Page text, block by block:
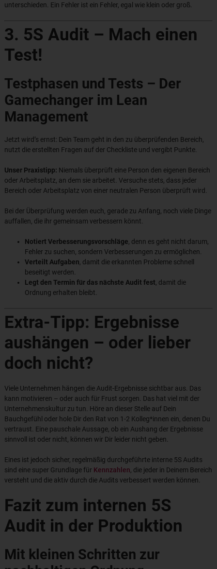
unterschieden. Ein Fehler ist ein Fehler, egal wie klein oder groß.
3. 5S Audit – Mach einen
Test!
Testphasen und Tests – Der
Gamechanger im Lean
Management
Jetzt wird’s ernst: Dein Team geht in den zu überprüfenden Bereich,
nutzt die erstellten Fragen auf der Checkliste und vergibt Punkte.
Unser Praxistipp: Niemals überprüft eine Person den eigenen Bereich
oder Arbeitsplatz, an dem sie arbeitet. Versuche stets, dass jeder
Bereich oder Arbeitsplatz von einer neutralen Person überprüft wird.
Bei der Überprüfung werden euch, gerade zu Anfang, noch viele Dinge
auffallen, die ihr gemeinsam verbessern könnt.
Notiert Verbesserungsvorschläge , denn es geht nicht darum,
Fehler zu suchen, sondern Verbesserungen zu ermöglichen.
Verteilt Aufgaben , damit die erkannten Probleme schnell
beseitigt werden.
Legt den Termin für das nächste Audit fest , damit die
Ordnung erhalten bleibt.
Extra-Tipp: Ergebnisse
aushängen – oder lieber
doch nicht?
Viele Unternehmen hängen die Audit-Ergebnisse sichtbar aus. Das
kann motivieren – oder auch für Frust sorgen. Das hat viel mit der
Unternehmenskultur zu tun. Höre an dieser Stelle auf Dein
Bauchgefühl oder hole Dir den Rat von 1-2 Kolleg*innen ein, denen Du
vertraust. Eine pauschale Aussage, ob ein Aushang der Ergebnisse
sinnvoll ist oder nicht, können wir Dir leider nicht geben.
Eines ist jedoch sicher, regelmäßig durchgeführte interne 5S Audits
sind eine super Grundlage für Kennzahlen , die jeder in Deinem Bereich
versteht und die aktiv durch die Audits verbessert werden können.
Fazit zum internen 5S
Audit in der Produktion
Mit kleinen Schritten zur